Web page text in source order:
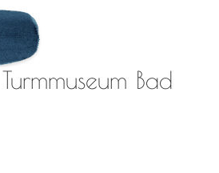
Bad